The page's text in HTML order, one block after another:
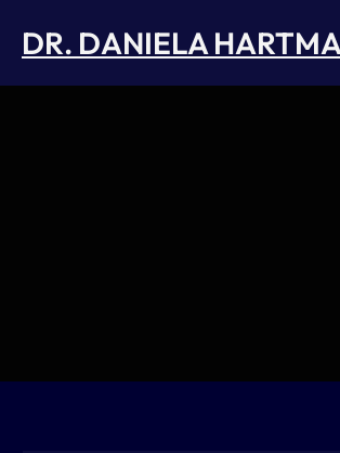
content
DR. DANIELA